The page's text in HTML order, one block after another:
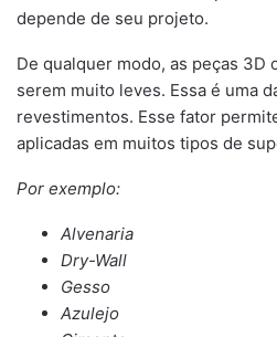
depende de seu projeto.
De qualquer modo, as peças 3D
serem muito leves. Essa é uma
revestimentos. Esse fator
aplicadas em muitos tipos de
Por exemplo:
Alvenaria
Dry-Wall
Gesso
Azulejo